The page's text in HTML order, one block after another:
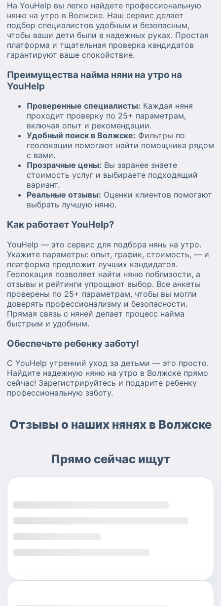
На YouHelp вы легко найдете профессиональную
няню на утро в Волжске. Наш сервис делает
подбор специалистов удобным и безопасным,
чтобы ваши дети были в надежных руках. Простая
платформа и тщательная проверка кандидатов
гарантируют ваше спокойствие.
Преимущества найма няни на утро на
YouHelp
Проверенные специалисты: Каждая няня
проходит проверку по 25+ параметрам,
включая опыт и рекомендации.
Удобный поиск в Волжске: Фильтры по
геолокации помогают найти помощника рядом
с вами.
Прозрачные цены: Вы заранее знаете
стоимость услуг и выбираете подходящий
вариант.
Реальные отзывы: Оценки клиентов помогают
выбрать лучшую няню.
Как работает YouHelp?
YouHelp — это сервис для подбора нянь на утро.
Укажите параметры: опыт, график, стоимость, — и
платформа предложит лучших кандидатов.
Геолокация позволяет найти няню поблизости, а
отзывы и рейтинги упрощают выбор. Все анкеты
проверены по 25+ параметрам, чтобы вы могли
доверять профессионализму и безопасности.
Прямая связь с няней делает процесс найма
быстрым и удобным.
Обеспечьте ребенку заботу!
С YouHelp утренний уход за детьми — это просто.
Найдите надежную няню на утро в Волжске прямо
сейчас! Зарегистрируйтесь и подарите ребенку
профессиональную заботу.
Отзывы о наших нянях в Волжске
Прямо сейчас ищут